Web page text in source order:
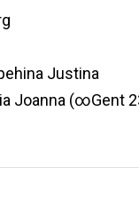
Justina
Joanna (∞Gent